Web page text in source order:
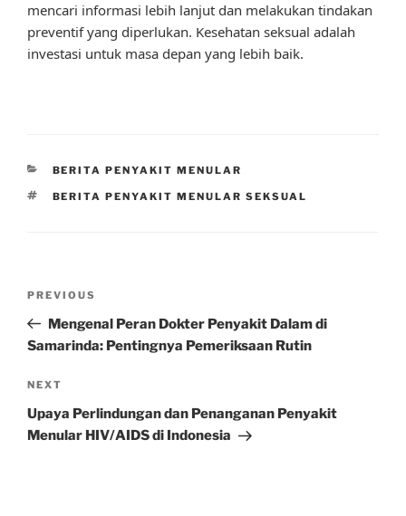
mencari informasi lebih lanjut dan melakukan tindakan
preventif yang diperlukan. Kesehatan seksual adalah
investasi untuk masa depan yang lebih baik.
CATEGORIES
BERITA PENYAKIT MENULAR
TAGS
BERITA PENYAKIT MENULAR SEKSUAL
Previous
Post
PREVIOUS
Mengenal Peran Dokter Penyakit Dalam di
Samarinda: Pentingnya Pemeriksaan Rutin
Next
Post
NEXT
Upaya Perlindungan dan Penanganan Penyakit
Menular HIV/AIDS di Indonesia